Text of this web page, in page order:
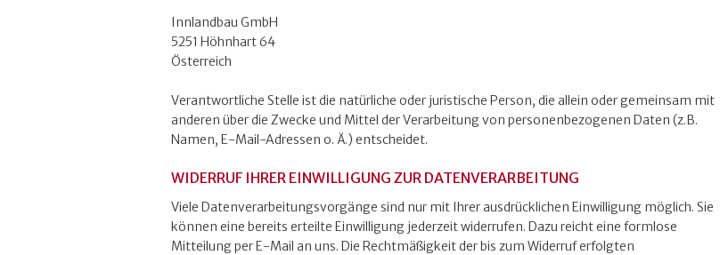
Innlandbau GmbH
5251 Höhnhart 64
Österreich
Verantwortliche Stelle ist die natürliche oder juristische Person, die allein oder gemeinsam mit
anderen über die Zwecke und Mittel der Verarbeitung von personenbezogenen Daten (z.B.
Namen, E-Mail-Adressen o. Ä.) entscheidet.
WIDERRUF IHRER EINWILLIGUNG ZUR DATENVERARBEITUNG
Viele Datenverarbeitungsvorgänge sind nur mit Ihrer ausdrücklichen Einwilligung möglich. Sie
können eine bereits erteilte Einwilligung jederzeit widerrufen. Dazu reicht eine formlose
Mitteilung per E-Mail an uns. Die Rechtmäßigkeit der bis zum Widerruf erfolgten